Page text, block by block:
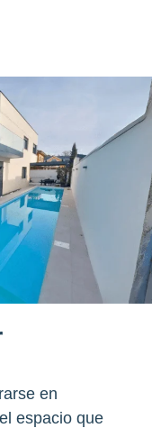
en
espacio que